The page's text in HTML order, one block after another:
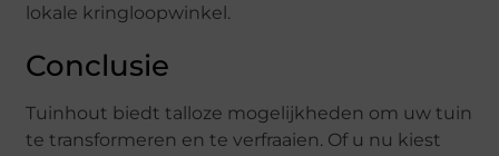
lokale kringloopwinkel.
Conclusie
Tuinhout biedt talloze mogelijkheden om uw tuin
te transformeren en te verfraaien. Of u nu kiest